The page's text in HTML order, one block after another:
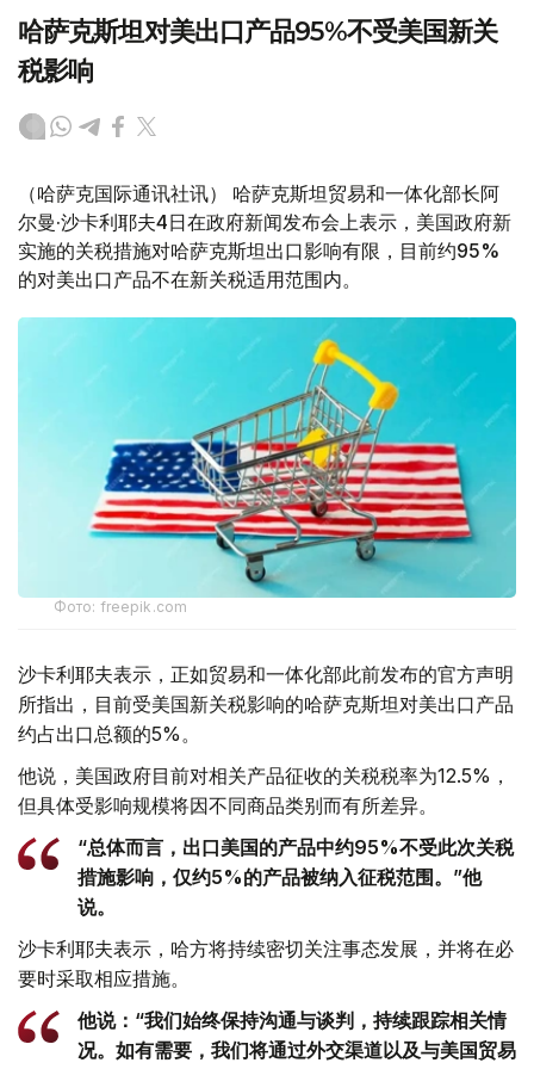
哈萨克斯坦对美出口产品95%不受美国新关
税影响
（哈萨克国际通讯社讯） 哈萨克斯坦贸易和一体化部长阿
尔曼·沙卡利耶夫4日在政府新闻发布会上表示，美国政府新
实施的关税措施对哈萨克斯坦出口影响有限，目前约95%
的对美出口产品不在新关税适用范围内。
Фото: freepik.com
沙卡利耶夫表示，正如贸易和一体化部此前发布的官方声明
所指出，目前受美国新关税影响的哈萨克斯坦对美出口产品
约占出口总额的5%。
他说，美国政府目前对相关产品征收的关税税率为12.5%，
但具体受影响规模将因不同商品类别而有所差异。
“总体而言，出口美国的产品中约95%不受此次关税
措施影响，仅约5%的产品被纳入征税范围。”他
说。
沙卡利耶夫表示，哈方将持续密切关注事态发展，并将在必
要时采取相应措施。
他说：“我们始终保持沟通与谈判，持续跟踪相关情
况。如有需要，我们将通过外交渠道以及与美国贸易